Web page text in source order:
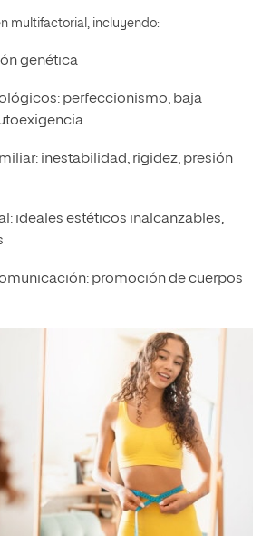
multifactorial, incluyendo:
genética
perfeccionismo, baja
inestabilidad, rigidez, presión
ideales estéticos inalcanzables,
promoción de cuerpos